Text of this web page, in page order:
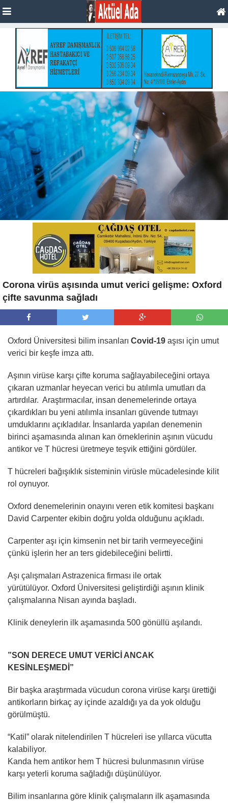
Corona virüs aşısında umut verici gelişme: Oxford
çifte savunma sağladı
Oxford Üniversitesi bilim insanları Covid-19 aşısı için umut
verici bir keşfe imza attı.
Aşının virüse karşı çifte koruma sağlayabileceğini ortaya
çıkaran uzmanlar heyecan verici bu atılımla umutları da
artırdılar. Araştırmacılar, insan denemelerinde ortaya
çıkardıkları bu yeni atılımla insanları güvende tutmayı
umduklarını açıkladılar. İnsanlarda yapılan denemenin
birinci aşamasında alınan kan örneklerinin aşının vücudu
antikor ve T hücresi üretmeye teşvik ettiğini gördüler.
T hücreleri bağışıklık sisteminin virüsle mücadelesinde kilit
rol oynuyor.
Oxford denemelerinin onayını veren etik komitesi başkanı
David Carpenter ekibin doğru yolda olduğunu açıkladı.
Carpenter aşı için kimsenin net bir tarih vermeyeceğini
çünkü işlerin her an ters gidebileceğini belirtti.
Aşı çalışmaları Astrazenica firması ile ortak
yürütülüyor. Oxford Üniversitesi geliştirdiği aşının klinik
çalışmalarına Nisan ayında başladı.
Klinik deneylerin ilk aşamasında 500 gönüllü aşılandı.
”SON DERECE UMUT VERİCİ ANCAK
KESİNLEŞMEDİ”
Bir başka araştırmada vücudun corona virüse karşı ürettiği
antikorların birkaç ay içinde azaldığı ya da yok olduğu
görülmüştü.
“Katil” olarak nitelendirilen T hücreleri ise yıllarca vücutta
kalabiliyor.
Kanda hem antikor hem T hücresi bulunmasının virüse
karşı yeterli koruma sağladığı düşünülüyor.
Bilim insanlarına göre klinik çalışmaların ilk aşamasında